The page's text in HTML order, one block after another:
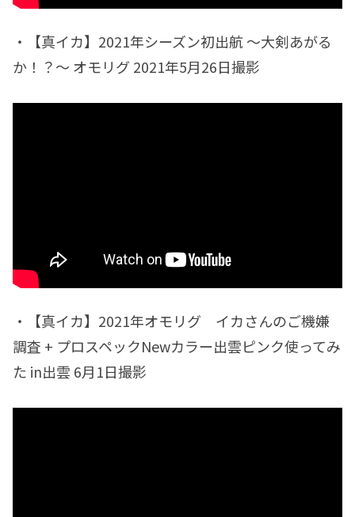
・【真イカ】2021年シーズン初出航 ～大剣あがる
か！？～ オモリグ 2021年5月26日撮影
・【真イカ】2021年オモリグ イカさんのご機嫌
調査 + プロスペックNewカラー出雲ピンク使ってみ
た in出雲 6月1日撮影